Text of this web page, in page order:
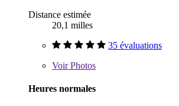
Distance estimée
20,1 milles
35 évaluations
VoirPhotos
Heures normales